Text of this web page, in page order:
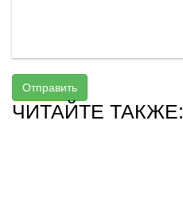
Отправить
ЧИТАЙТЕ ТАКЖЕ: